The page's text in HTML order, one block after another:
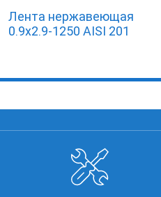
Лента нержавеющая
0.9х2.9-1250 AISI 201